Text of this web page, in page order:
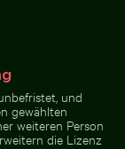
Leuchtend Rosa
Natürlicher
Umgebung
Wasser
Katze streckt
und
gewählten
weiteren Person
die Lizenz